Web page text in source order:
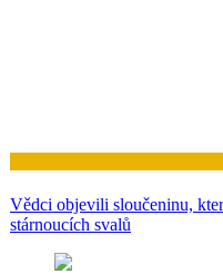
Vědci objevili sloučeninu,
stárnoucích svalů